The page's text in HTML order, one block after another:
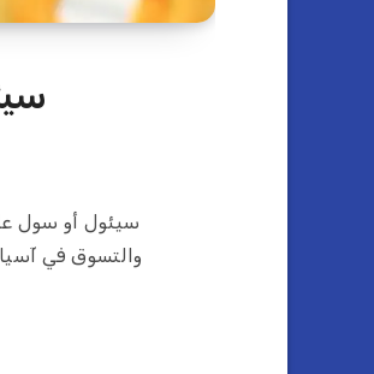
سيئول أو سول
والتسوق في